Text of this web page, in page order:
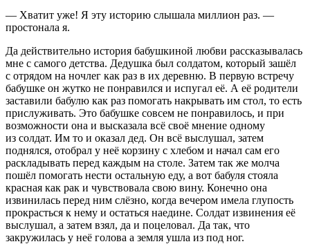
— Хватит уже! Я эту историю слышала миллион раз. —
простонала я.
Да действительно история бабушкиной любви рассказывалась
мне с самого детства. Дедушка был солдатом, который зашёл
с отрядом на ночлег как раз в их деревню. В первую встречу
бабушке он жутко не понравился и испугал её. А её родители
заставили бабулю как раз помогать накрывать им стол, то есть
прислуживать. Это бабушке совсем не понравилось, и при
возможности она и высказала всё своё мнение одному
из солдат. Им то и оказал дед. Он всё выслушал, затем
поднялся, отобрал у неё корзину с хлебом и начал сам его
раскладывать перед каждым на столе. Затем так же молча
пошёл помогать нести остальную еду, а вот бабуля стояла
красная как рак и чувствовала свою вину. Конечно она
извинилась перед ним слёзно, когда вечером имела глупость
прокрасться к нему и остаться наедине. Солдат извинения её
выслушал, а затем взял, да и поцеловал. Да так, что
закружилась у неё голова а земля ушла из под ног.